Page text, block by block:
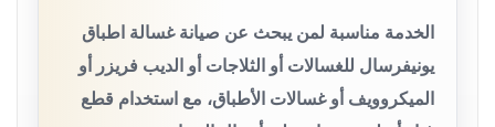
الخدمة مناسبة لمن يبحث عن صيانة غسالة اطباق
يونيفرسال للغسالات أو الثلاجات أو الديب فريزر أو
الميكروويف أو غسالات الأطباق، مع استخدام قطع